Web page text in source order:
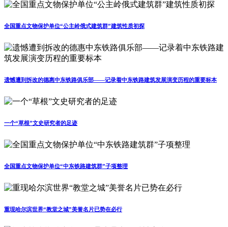
全国重点文物保护单位“公主岭俄式建筑群”建筑性质初探
遗憾遭到拆改的德惠中东铁路俱乐部——记录着中东铁路建筑发展演变历程的重要标本
一个“草根”文史研究者的足迹
全国重点文物保护单位“中东铁路建筑群”子项整理
重现哈尔滨世界“教堂之城”美誉名片已势在必行